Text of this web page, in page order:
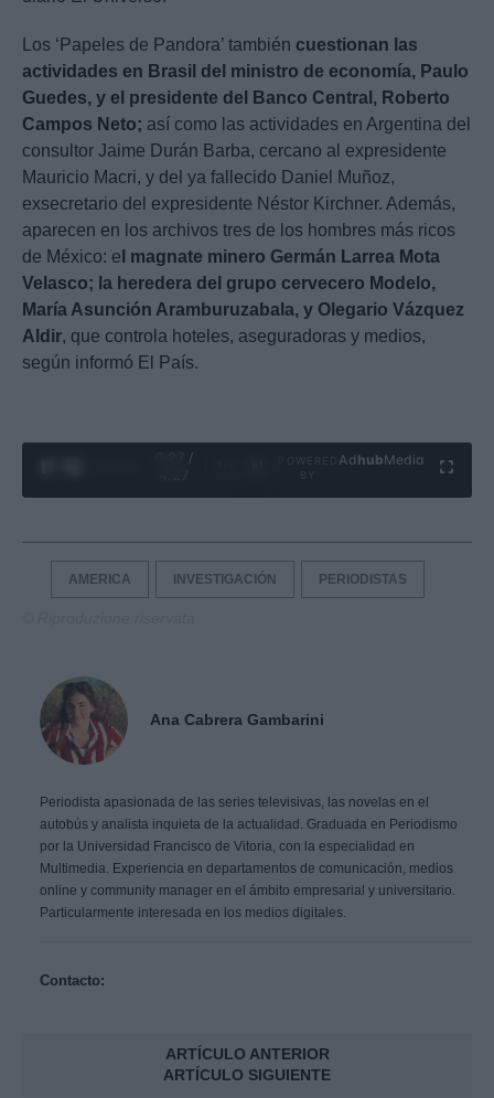
Los ‘Papeles de Pandora’ también cuestionan las
actividades en Brasil del ministro de economía, Paulo
Guedes, y el presidente del Banco Central, Roberto
Campos Neto; así como las actividades en Argentina del
consultor Jaime Durán Barba, cercano al expresidente
Mauricio Macri, y del ya fallecido Daniel Muñoz,
exsecretario del expresidente Néstor Kirchner. Además,
aparecen en los archivos tres de los hombres más ricos
de México: e l magnate minero Germán Larrea Mota
Velasco; la heredera del grupo cervecero Modelo,
María Asunción Aramburuzabala, y Olegario Vázquez
Aldir, que controla hoteles, aseguradoras y medios,
según informó El País.
0:28 /
Ad hubMedia
AMERICA INVESTIGACIÓN PERIODISTAS
Ana Cabrera Gambarini
Periodista apasionada de las series televisivas, las novelas en el
autobús y analista inquieta de la actualidad. Graduada en Periodismo
por la Universidad Francisco de Vitoria, con la especialidad en
Multimedia. Experiencia en departamentos de comunicación, medios
online y community manager en el ámbito empresarial y universitario.
Particularmente interesada en los medios digitales.
Contacto:
ARTÍCULO ANTERIOR
ARTÍCULO SIGUIENTE